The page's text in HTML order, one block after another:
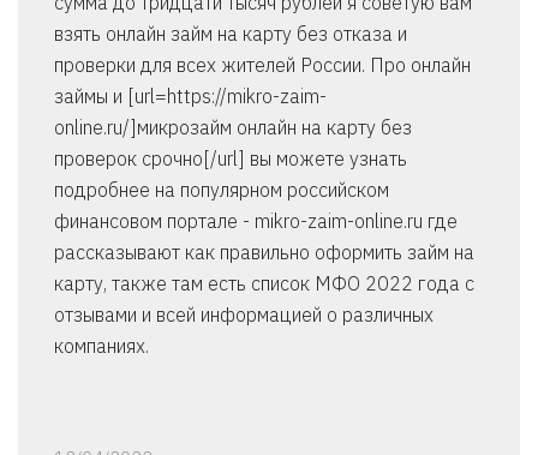
взять онлайн займ на карту без отказа и
проверки для всех жителей России. Про онлайн
займы и [url=https://mikro-zaim-
online.ru/]микрозайм онлайн на карту без
проверок срочно[/url] вы можете узнать
подробнее на популярном российском
финансовом портале - mikro-zaim-online.ru где
рассказывают как правильно оформить займ на
карту, также там есть список МФО 2022 года с
отзывами и всей информацией о различных
компаниях.